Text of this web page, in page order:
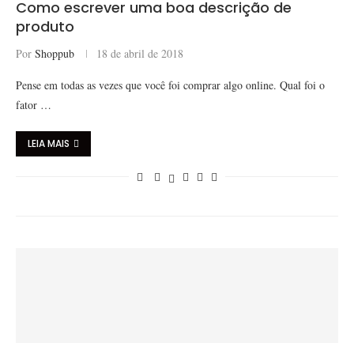
Como escrever uma boa descrição de
produto
Por Shoppub 18 de abril de 2018
Pense em todas as vezes que você foi comprar algo online. Qual foi o
fator …
LEIA MAIS